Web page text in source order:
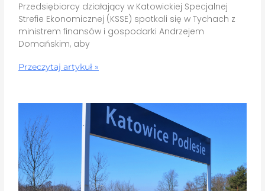
Przedsiębiorcy działający w Katowickiej Specjalnej
Strefie Ekonomicznej (KSSE) spotkali się w Tychach z
ministrem finansów i gospodarki Andrzejem
Domańskim, aby
Przeczytaj artykuł »